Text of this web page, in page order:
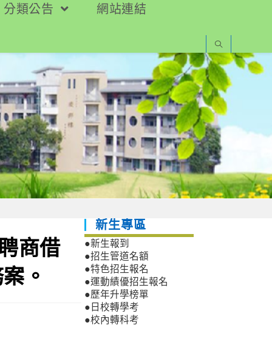
分類公告 網站連結
商借
。
新生專區
●新生報到
●招生管道名額
●特色招生報名
●運動績優招生報名
●歷年升學榜單
●日校轉學考
●校內轉科考